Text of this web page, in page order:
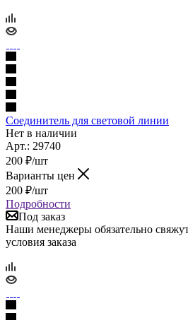
Соединитель для световой линии
Нет в наличии
Арт.: 29740
200 ₽/шт
Варианты цен
200 ₽/шт
Подробности
Под заказ
Наши менеджеры обязательно
условия заказа